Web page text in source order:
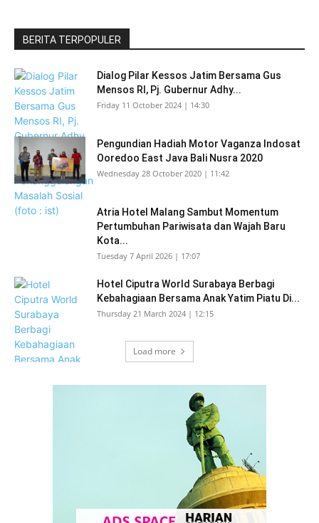
BERITA TERPOPULER
Dialog Pilar Kessos Jatim Bersama Gus
Mensos RI, Pj. Gubernur Adhy...
Friday 11 October 2024 | 14:30
Pengundian Hadiah Motor Vaganza Indosat
Ooredoo East Java Bali Nusra 2020
Wednesday 28 October 2020 | 11:42
Atria Hotel Malang Sambut Momentum
Pertumbuhan Pariwisata dan Wajah Baru
Kota...
Tuesday 7 April 2026 | 17:07
Hotel Ciputra World Surabaya Berbagi
Kebahagiaan Bersama Anak Yatim Piatu Di...
Thursday 21 March 2024 | 12:15
Load more